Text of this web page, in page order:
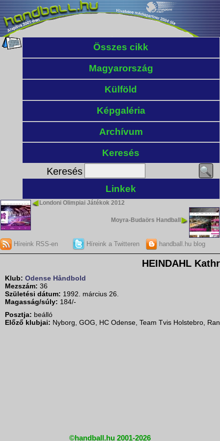
Összes cikk
Magyarország
Külföld
Képgaléria
Archívum
Keresés
Keresés
Linkek
Londoni Olimpiai Játékok 2012
Moyra-Budaörs Handball
Híreink RSS-en Híreink a Twitteren handball.hu blog
HEINDAHL
Klub: Odense Håndbold
Mezszám: 36
Születési dátum: 1992. március 26.
Magasság/súly: 184/-
Posztja: beálló
Előző klubjai: Nyborg, GOG, HC Odense, Team Tvis Holstebro,
©handball.hu 2001-2026